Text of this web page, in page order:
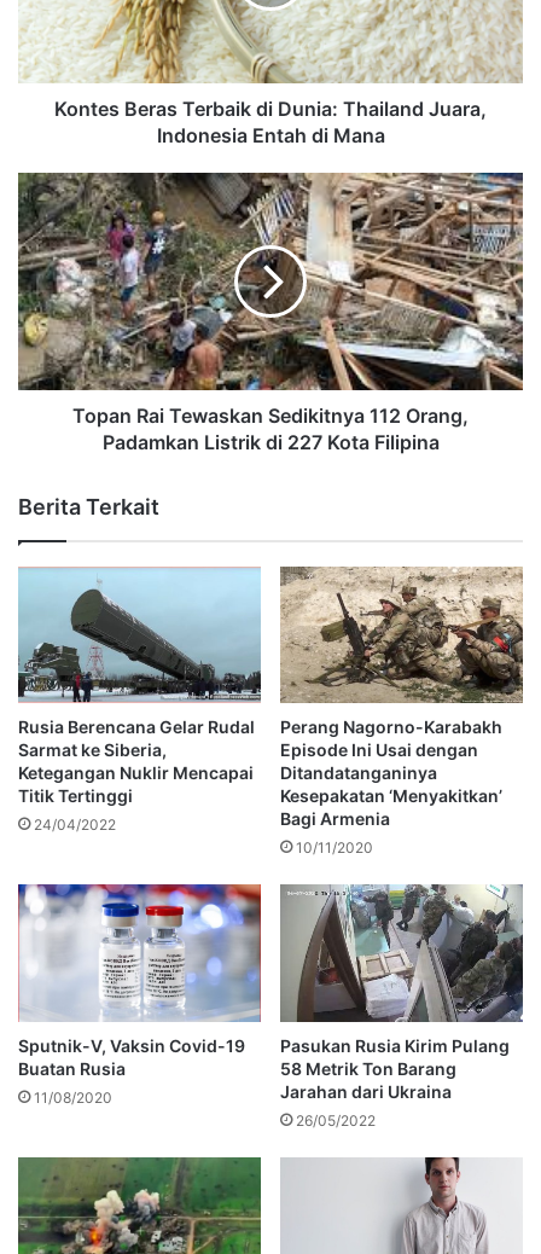
Kontes Beras Terbaik di Dunia: Thailand Juara,
Indonesia Entah di Mana
Topan Rai Tewaskan Sedikitnya 112 Orang,
Padamkan Listrik di 227 Kota Filipina
Berita Terkait
Rusia Berencana Gelar Rudal
Sarmat ke Siberia,
Ketegangan Nuklir Mencapai
Titik Tertinggi
24/04/2022
Perang Nagorno-Karabakh
Episode Ini Usai dengan
Ditandatanganinya
Kesepakatan ‘Menyakitkan’
Bagi Armenia
10/11/2020
Sputnik-V, Vaksin Covid-19
Buatan Rusia
11/08/2020
Pasukan Rusia Kirim Pulang
58 Metrik Ton Barang
Jarahan dari Ukraina
26/05/2022